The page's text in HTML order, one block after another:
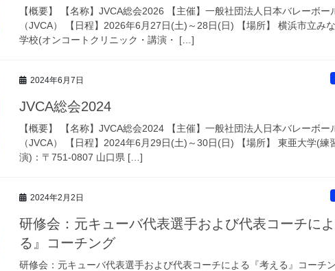
【概要】 【名称】JVCA総会2026 【主催】一般社団法人日本バレーボー
（JVCA） 【日程】2026年6月27日(土)～28日(日) 【場所】 横浜市立み
学校(オンコートクリニック・講演・ […]
2024年6月7日
JVCA総会2024
【概要】 【名称】JVCA総会2024 【主催】一般社団法人日本バレーボー
（JVCA） 【日程】2024年6月29日(土)～30日(日) 【場所】 東亜大学(練
演)：〒751-0807 山口県 […]
2024年2月2日
研修会：元キューバ代表選手および代表コーチに
る』コーチング
研修会：元キューバ代表選手および代表コーチによる『考える』コーチ